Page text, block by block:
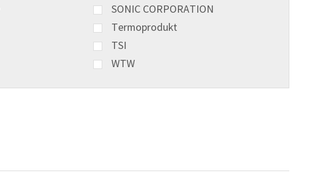
SONIC CORPORATION
Termoprodukt
TSI
WTW